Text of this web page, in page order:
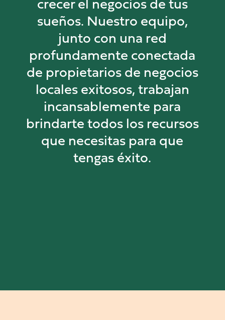
crecer el negocios de tus
sueños. Nuestro equipo,
junto con una red
profundamente conectada
de propietarios de negocios
locales exitosos, trabajan
incansablemente para
brindarte todos los recursos
que necesitas para que
tengas éxito.